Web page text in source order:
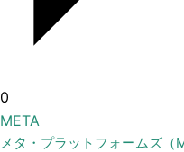
0
META
メタ・プラットフォームズ（